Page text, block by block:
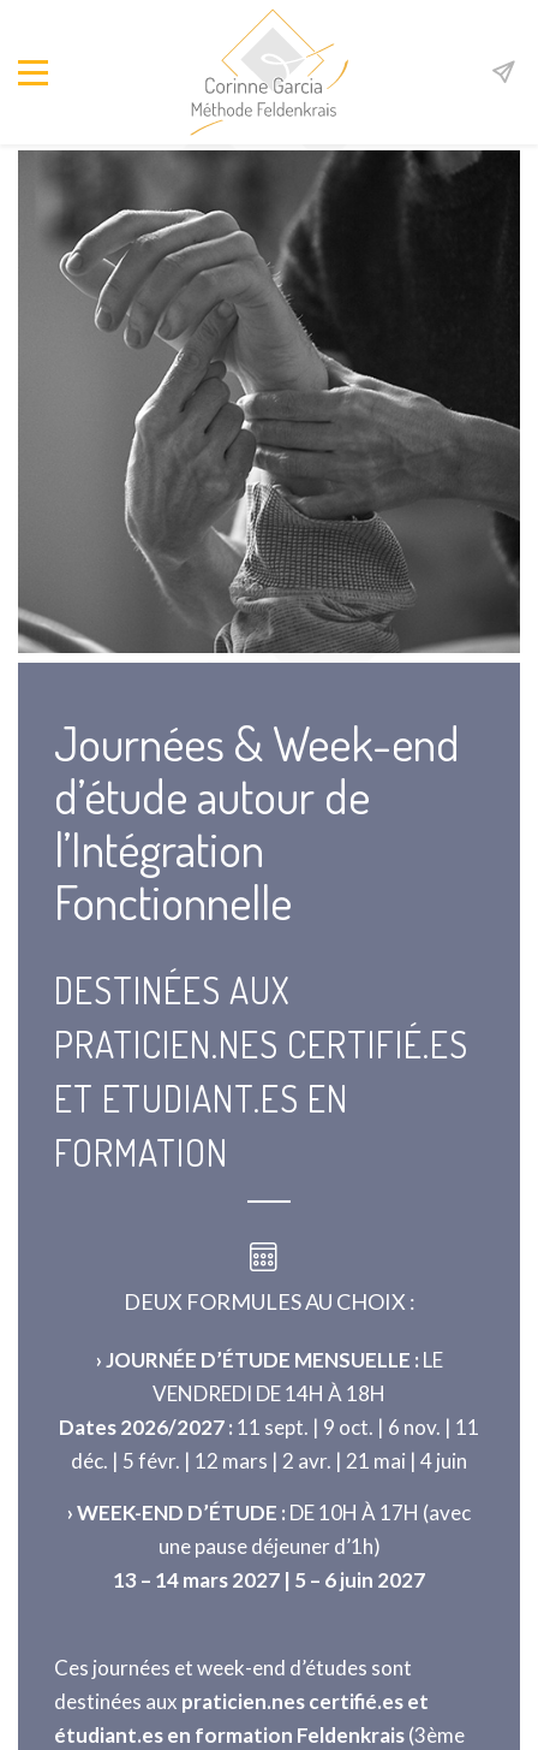
Journées & Week-end
d’étude autour de
l’Intégration
Fonctionnelle
DESTINÉES AUX
PRATICIEN.NES CERTIFIÉ.ES
ET ETUDIANT.ES EN
FORMATION
DEUX FORMULES AU CHOIX :
› JOURNÉE D’ÉTUDE MENSUELLE : LE
VENDREDI DE 14H À 18H
Dates 2026/2027 : 11 sept. | 9 oct. | 6 nov. | 11
déc. | 5 févr. | 12 mars | 2 avr. | 21 mai | 4 juin
› WEEK-END D’ÉTUDE : DE 10H À 17H (avec
une pause déjeuner d’1h)
13 – 14 mars 2027 | 5 – 6 juin 2027
Ces journées et week-end d’études sont
destinées aux praticien.nes certifié.es et
étudiant.es en formation Feldenkrais(3ème